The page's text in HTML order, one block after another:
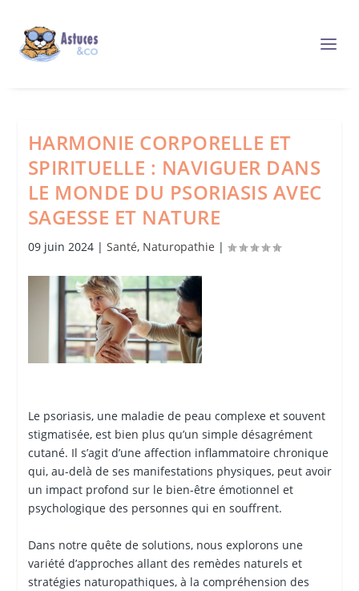
HARMONIE CORPORELLE ET
SPIRITUELLE : NAVIGUER DANS
LE MONDE DU PSORIASIS AVEC
SAGESSE ET NATURE
09 juin 2024| Santé, Naturopathie |
Le psoriasis, une maladie de peau complexe et souvent
stigmatisée, est bien plus qu’un simple désagrément
cutané. Il s’agit d’une affection inflammatoire chronique
qui, au-delà de ses manifestations physiques, peut avoir
un impact profond sur le bien-être émotionnel et
psychologique des personnes qui en souffrent.
Dans notre quête de solutions, nous explorons une
variété d’approches allant des remèdes naturels et
stratégies naturopathiques, à la compréhension des